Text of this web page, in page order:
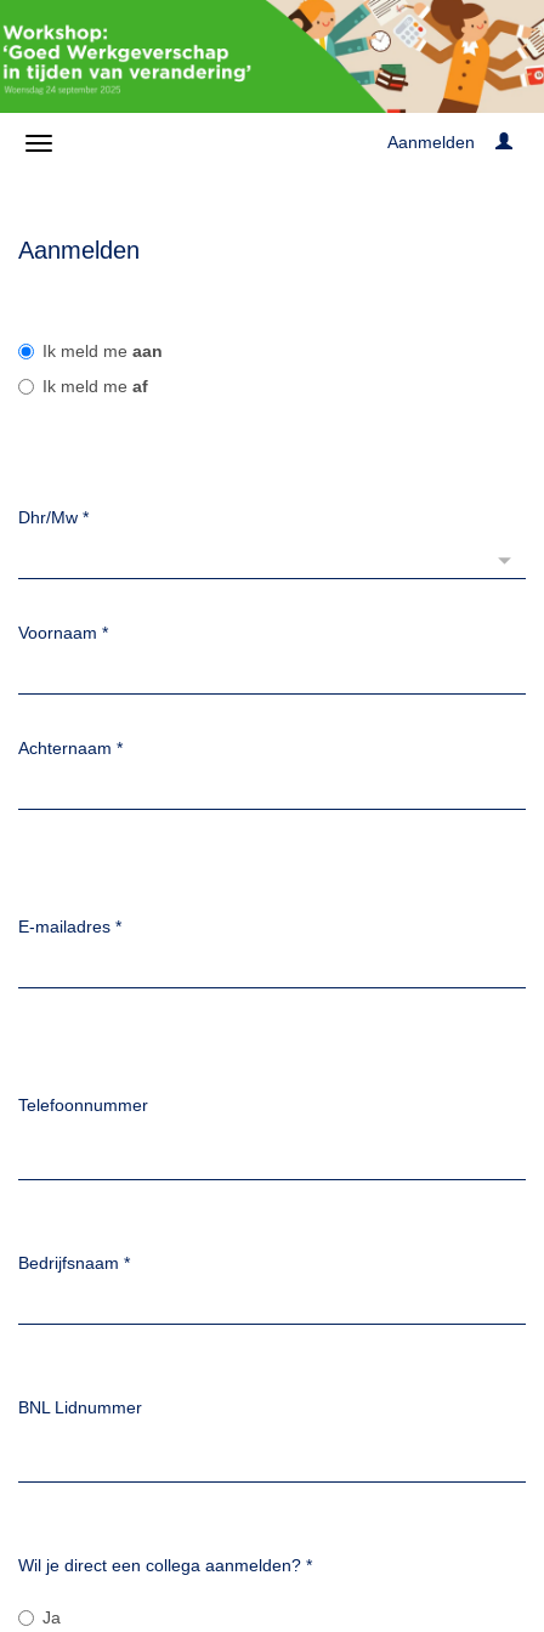
Aanmelden
Aanmelden
Ik meld me aan
Ik meld me af
Dhr/Mw *
Voornaam *
Achternaam *
E-mailadres *
Telefoonnummer
Bedrijfsnaam *
BNL Lidnummer
Wil je direct een collega aanmelden? *
Ja